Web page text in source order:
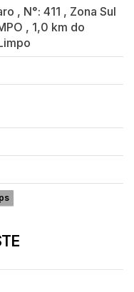
, N°: 411 , Zona Sul
, 1,0 km do